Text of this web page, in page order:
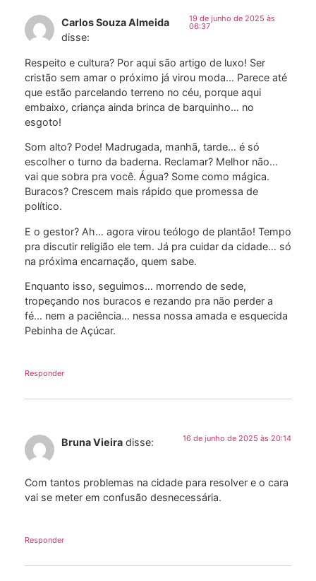
Carlos Souza Almeida
disse:
19 de junho de 2025 às
06:37
Respeito e cultura? Por aqui são artigo de luxo! Ser
cristão sem amar o próximo já virou moda… Parece até
que estão parcelando terreno no céu, porque aqui
embaixo, criança ainda brinca de barquinho… no
esgoto!
Som alto? Pode! Madrugada, manhã, tarde… é só
escolher o turno da baderna. Reclamar? Melhor não…
vai que sobra pra você. Água? Some como mágica.
Buracos? Crescem mais rápido que promessa de
político.
E o gestor? Ah… agora virou teólogo de plantão! Tempo
pra discutir religião ele tem. Já pra cuidar da cidade… só
na próxima encarnação, quem sabe.
Enquanto isso, seguimos… morrendo de sede,
tropeçando nos buracos e rezando pra não perder a
fé… nem a paciência… nessa nossa amada e esquecida
Pebinha de Açúcar.
Responder
Bruna Vieira disse: 16 de junho de 2025 às 20:14
Com tantos problemas na cidade para resolver e o cara
vai se meter em confusão desnecessária.
Responder